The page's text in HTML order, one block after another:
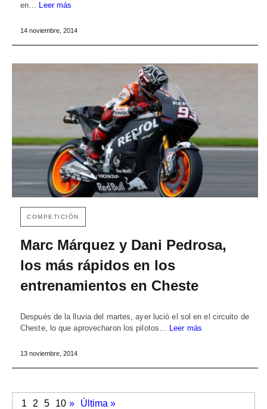
en… Leer más
14 noviembre, 2014
COMPETICIÓN
Marc Márquez y Dani Pedrosa,
los más rápidos en los
entrenamientos en Cheste
Después de la lluvia del martes, ayer lució el sol en el circuito de
Cheste, lo que aprovecharon los pilotos… Leer más
13 noviembre, 2014
1 2 5 10 » Última »